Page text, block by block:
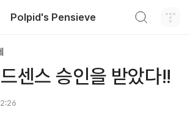
Polpid's Pensieve
센스 승인을 받았다!!